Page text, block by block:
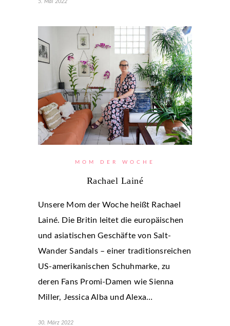
5. Mai 2022
MOM DER WOCHE
Rachael Lainé
Unsere Mom der Woche heißt Rachael
Lainé. Die Britin leitet die europäischen
und asiatischen Geschäfte von Salt-
Wander Sandals – einer traditionsreichen
US-amerikanischen Schuhmarke, zu
deren Fans Promi-Damen wie Sienna
Miller, Jessica Alba und Alexa…
30. März 2022